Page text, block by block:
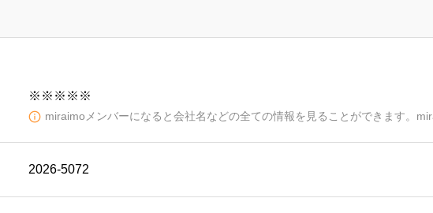
※※※※※
miraimoメンバーになると会社名などの全ての情報を見ることができます。
2026-5072